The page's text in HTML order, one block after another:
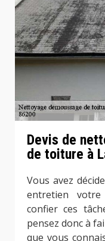
Devis de
de toiture à
Vous avez
entretien
confier ces
pensez donc à
que vous